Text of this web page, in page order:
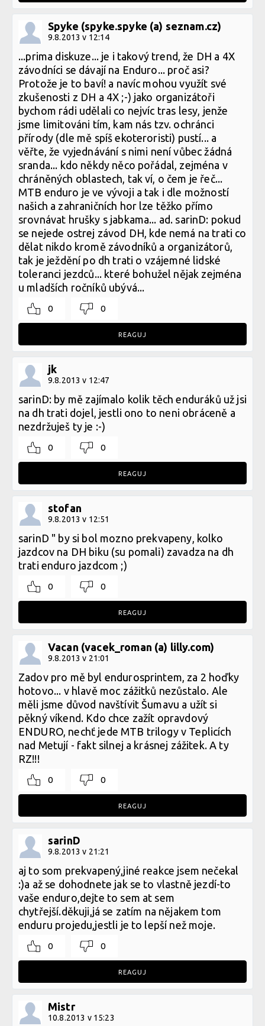
Spyke (spyke.spyke (a) seznam.cz)
9.8.2013 v 12:14
...prima diskuze... je i takový trend, že DH a 4X
závodníci se dávají na Enduro... proč asi?
Protože je to baví! a navíc mohou využít své
zkušenosti z DH a 4X ;-) jako organizátoři
bychom rádi udělali co nejvíc tras lesy, jenže
jsme limitováni tím, kam nás tzv. ochránci
přírody (dle mě spíš ekoteroristi) pustí... a
věřte, že vyjednávání s nimi není vůbec žádná
sranda... kdo někdy něco pořádal, zejména v
chráněných oblastech, tak ví, o čem je řeč...
MTB enduro je ve vývoji a tak i dle možností
našich a zahraničních hor lze těžko přímo
srovnávat hrušky s jabkama... ad. sarinD: pokud
se nejede ostrej závod DH, kde nemá na trati co
dělat nikdo kromě závodníků a organizátorů,
tak je ježdění po dh trati o vzájemné lidské
toleranci jezdců... které bohužel nějak zejména
u mladších ročníků ubývá...
0 0
REAGUJ
jk
9.8.2013 v 12:47
sarinD: by mě zajímalo kolik těch enduráků už jsi
na dh trati dojel, jestli ono to neni obráceně a
nezdržuješ ty je :-)
0 0
REAGUJ
stofan
9.8.2013 v 12:51
sarinD " by si bol mozno prekvapeny, kolko
jazdcov na DH biku (su pomali) zavadza na dh
trati enduro jazdcom ;)
0 0
REAGUJ
Vacan (vacek_roman (a) lilly.com)
9.8.2013 v 21:01
Zadov pro mě byl endurosprintem, za 2 hoďky
hotovo... v hlavě moc zážitků nezůstalo. Ale
měli jsme důvod navštívit Šumavu a užít si
pěkný víkend. Kdo chce zažít opravdový
ENDURO, nechť jede MTB trilogy v Teplicích
nad Metují - fakt silnej a krásnej zážitek. A ty
RZ!!!
0 0
REAGUJ
sarinD
9.8.2013 v 21:21
aj to som prekvapený,jiné reakce jsem nečekal
:)a až se dohodnete jak se to vlastně jezdí-to
vaše enduro,dejte to sem at sem
chytřejší.děkuji,já se zatím na nějakem tom
enduru projedu,jestli je to lepší než moje.
0 0
REAGUJ
Mistr
10.8.2013 v 15:23